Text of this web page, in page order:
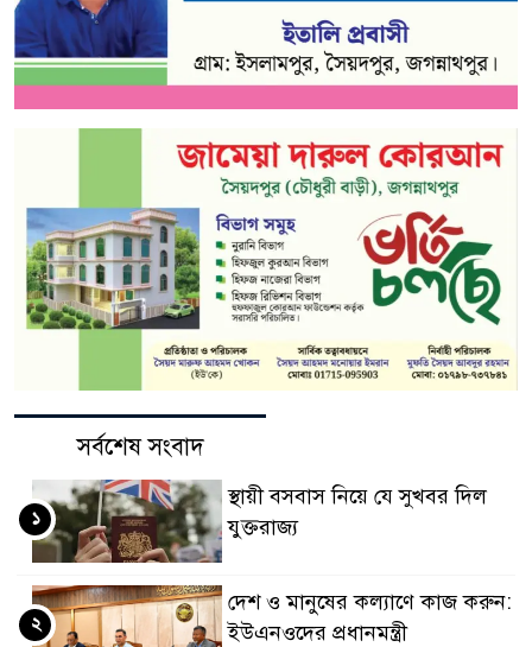
সর্বশেষ সংবাদ
স্থায়ী বসবাস নিয়ে যে সুখবর দিল
যুক্তরাজ্য
১
দেশ ও মানুষের কল্যাণে কাজ করুন:
ইউএনওদের প্রধানমন্ত্রী
২